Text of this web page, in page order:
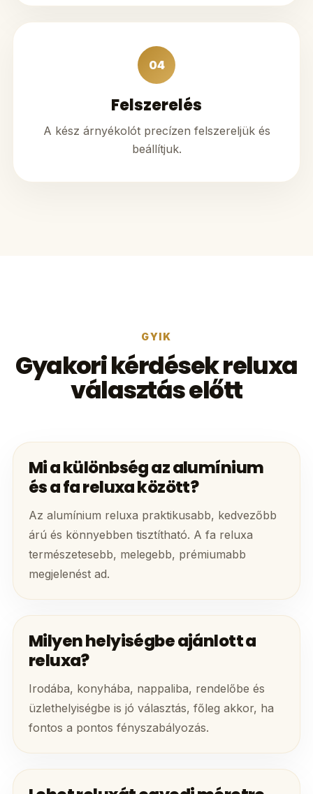
04
Felszerelés
A kész árnyékolót precízen felszereljük és
beállítjuk.
GYIK
Gyakori kérdések reluxa
választás előtt
Mi a különbség az alumínium
és a fa reluxa között?
Az alumínium reluxa praktikusabb, kedvezőbb
árú és könnyebben tisztítható. A fa reluxa
természetesebb, melegebb, prémiumabb
megjelenést ad.
Milyen helyiségbe ajánlott a
reluxa?
Irodába, konyhába, nappaliba, rendelőbe és
üzlethelyiségbe is jó választás, főleg akkor, ha
fontos a pontos fényszabályozás.